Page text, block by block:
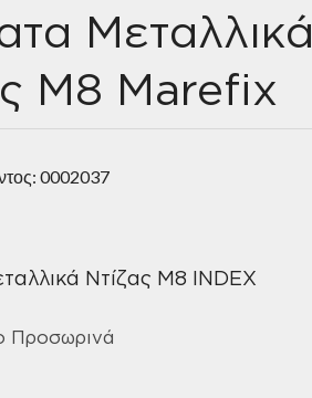
Μεταλλικά
M8 Marefix
0002037
Ντίζας M8 INDEX
Προσωρινά